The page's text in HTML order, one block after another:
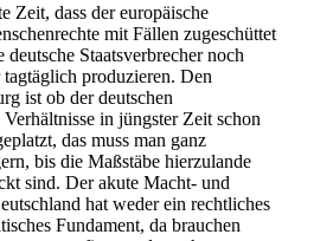
Zeit, dass der europäische
mit Fällen zugeschüttet
Staatsverbrecher noch
produzieren. Den
ist ob der deutschen
in jüngster Zeit schon
das muss man ganz
bis die Maßstäbe hierzulande
sind. Der akute Macht- und
hat weder ein rechtliches
Fundament, da brauchen